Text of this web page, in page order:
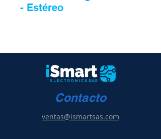
- Estéreo
Contacto
ventas@ismartsas.com